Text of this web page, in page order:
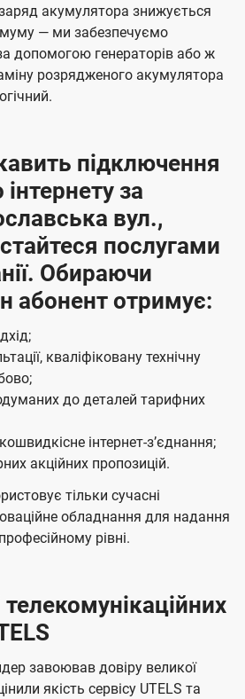
акумулятора знижується
— ми забезпечуємо
допомогою генераторів або ж
розрядженого акумулятора
підключення
за
вул.,
послугами
Обираючи
абонент отримує:
кваліфіковану технічну
до деталей тарифних
інтернет-зʼєднання;
акційних пропозицій.
тільки сучасні
обладнання для надання
рівні.
завоював довіру великої
якість сервісу UTELS та